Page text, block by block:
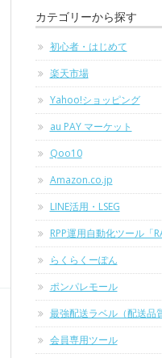
カテゴリーから探す
初心者・はじめて
楽天市場
Yahoo!ショッピング
au PAY マーケット
Qoo10
Amazon.co.jp
LINE活用・LSEG
RPP運用自動化ツール「
らくらくーぽん
ポンパレモール
最強配送ラベル（配送品
会員専用ツール